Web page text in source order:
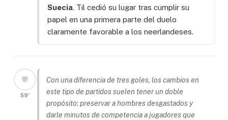
Suecia. Til cedió su lugar tras cumplir su
papel en una primera parte del duelo
claramente favorable a los neerlandeses.
💬
59'
Con una diferencia de tres goles, los cambios en
este tipo de partidos suelen tener un doble
propósito: preservar a hombres desgastados y
darle minutos de competencia a jugadores que